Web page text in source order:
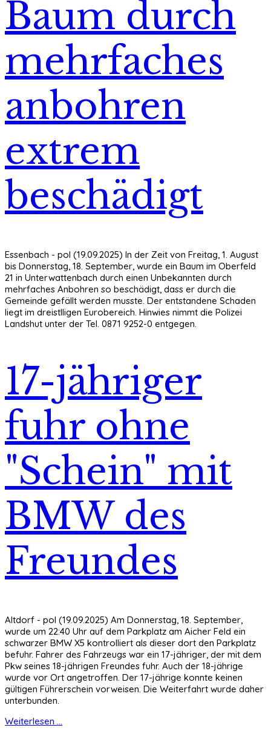
Baum durch
mehrfaches
anbohren
extrem
beschädigt
Essenbach - pol (19.09.2025) In der Zeit von Freitag, 1. August
bis Donnerstag, 18. September, wurde ein Baum im Oberfeld
21 in Unterwattenbach durch einen Unbekannten durch
mehrfaches Anbohren so beschädigt, dass er durch die
Gemeinde gefällt werden musste. Der entstandene Schaden
liegt im dreistlligen Eurobereich. Hinwies nimmt die Polizei
Landshut unter der Tel. 0871 9252-0 entgegen.
17-jähriger
fuhr ohne
"Schein" mit
BMW des
Freundes
Altdorf - pol (19.09.2025) Am Donnerstag, 18. September,
wurde um 22:40 Uhr auf dem Parkplatz am Aicher Feld ein
schwarzer BMW X5 kontrolliert als dieser dort den Parkplatz
befuhr. Fahrer des Fahrzeugs war ein 17-jähriger, der mit dem
Pkw seines 18-jährigen Freundes fuhr. Auch der 18-jährige
wurde vor Ort angetroffen. Der 17-jährige konnte keinen
gültigen Führerschein vorweisen. Die Weiterfahrt wurde daher
unterbunden.
Weiterlesen ...